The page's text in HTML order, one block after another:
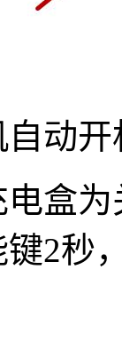
动开
盒
2秒